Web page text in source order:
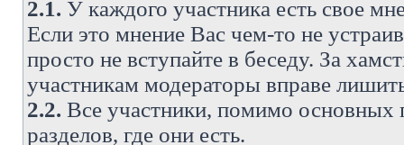
2.1. У каждого участника есть свое
Если это мнение Вас чем-то не
просто не вступайте в беседу. За
участникам модераторы вправе
2.2. Все участники, помимо основных
разделов, где они есть.